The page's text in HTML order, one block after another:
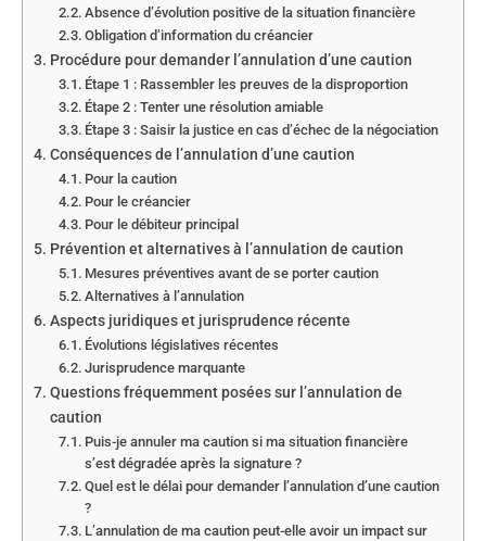
Absence d’évolution positive de la situation financière
Obligation d’information du créancier
Procédure pour demander l’annulation d’une caution
Étape 1 : Rassembler les preuves de la disproportion
Étape 2 : Tenter une résolution amiable
Étape 3 : Saisir la justice en cas d’échec de la négociation
Conséquences de l’annulation d’une caution
Pour la caution
Pour le créancier
Pour le débiteur principal
Prévention et alternatives à l’annulation de caution
Mesures préventives avant de se porter caution
Alternatives à l’annulation
Aspects juridiques et jurisprudence récente
Évolutions législatives récentes
Jurisprudence marquante
Questions fréquemment posées sur l’annulation de
caution
Puis-je annuler ma caution si ma situation financière
s’est dégradée après la signature ?
Quel est le délai pour demander l’annulation d’une caution
?
L’annulation de ma caution peut-elle avoir un impact sur